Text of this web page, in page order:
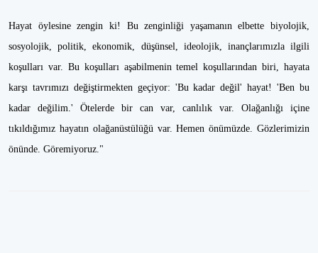
Hayat öylesine zengin ki! Bu zenginliği yaşamanın elbette biyolojik,
sosyolojik, politik, ekonomik, düşünsel, ideolojik, inançlarımızla ilgili
koşulları var. Bu koşulları aşabilmenin temel koşullarından biri, hayata
karşı tavrımızı değiştirmekten geçiyor: 'Bu kadar değil' hayat! 'Ben bu
kadar değilim.' Ötelerde bir can var, canlılık var. Olağanlığı içine
tıkıldığımız hayatın olağanüstülüğü var. Hemen önümüzde. Gözlerimizin
önünde. Göremiyoruz."